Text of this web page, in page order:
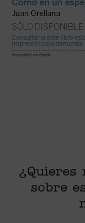
Como en un
Juan Orellana
SÓLO
Consultar si este libro
impresión bajo demanda
disponible en ebook:
sobre